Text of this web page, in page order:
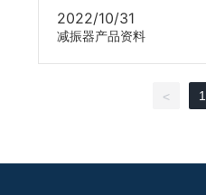
2022/10/31
减振器产品资料
< 1